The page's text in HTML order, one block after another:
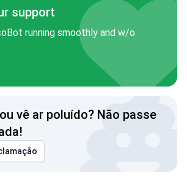
support
running smoothly and w/o
vê ar poluído? Não passe